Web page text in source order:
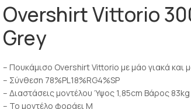
Overshirt Vittorio
Grey
– Πουκάμισο Overshirt Vittorio με μάο γιακά και
– Σύνθεση 78%PL18%RG4%SP
– Διαστάσεις μοντέλου Ύψος 1,85cm Βάρος 83kg
– Το μοντέλο φοράει Μ